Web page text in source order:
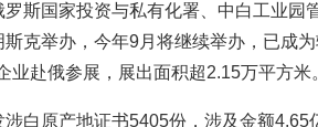
斯国家投资与私有化署、中白工业园
克举办，今年9月将继续举办，已成
赴俄参展，展出面积超2.15万平方米
白原产地证书5405份，涉及金额4.65